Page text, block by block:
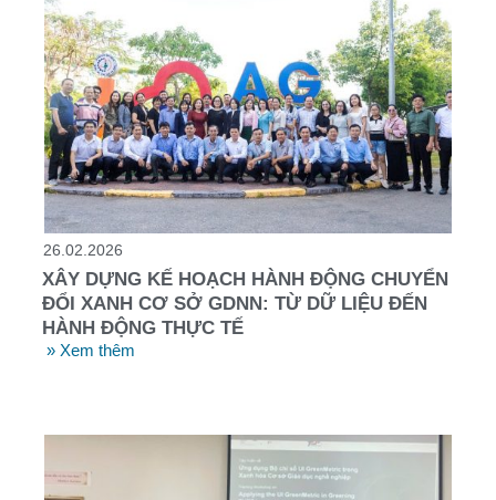
26.02.2026
XÂY DỰNG KẾ HOẠCH HÀNH ĐỘNG CHUYỂN
ĐỔI XANH CƠ SỞ GDNN: TỪ DỮ LIỆU ĐẾN
HÀNH ĐỘNG THỰC TẾ
» Xem thêm